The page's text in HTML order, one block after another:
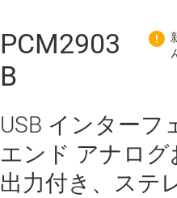
PCM2903
B
USB インター
エンド アナログ
出力付き、ステ